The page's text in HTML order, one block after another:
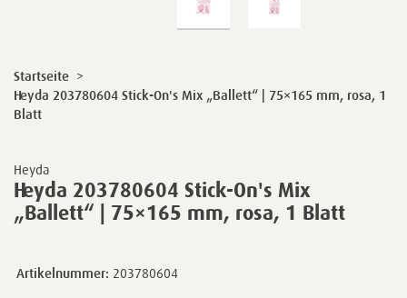
Heyda
Heyda 203780604 Stick-On's Mix
„Ballett“ | 75×165 mm, rosa, 1 Blatt
Startseite >
Heyda 203780604 Stick-On's Mix „Ballett“ | 75×165 mm, rosa, 1
Blatt
Artikelnummer: 203780604